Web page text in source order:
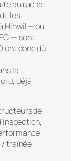
au rachat
les
Hinwil — où
— sont
ont donc dû
la
déjà
de
/ traînée